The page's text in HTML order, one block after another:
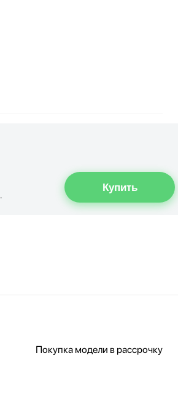
.
Покупка модели в рассрочку